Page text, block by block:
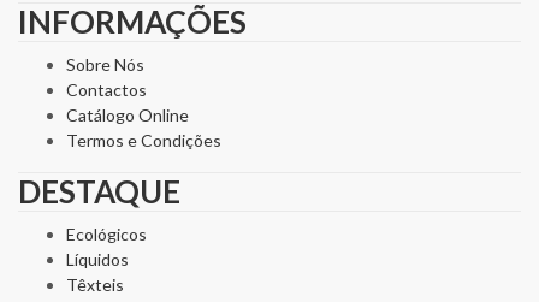
INFORMAÇÕES
Sobre Nós
Contactos
Catálogo Online
Termos e Condições
DESTAQUE
Ecológicos
Líquidos
Têxteis